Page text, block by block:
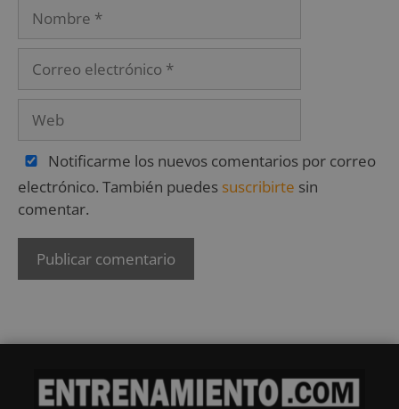
Notificarme los nuevos comentarios por correo
electrónico. También puedes suscribirte sin
comentar.